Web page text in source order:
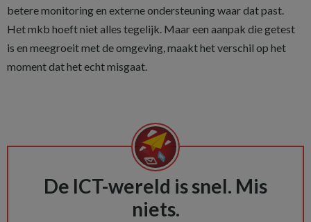
betere monitoring en externe ondersteuning waar dat past.
Het mkb hoeft niet alles tegelijk. Maar een aanpak die getest
is en meegroeit met de omgeving, maakt het verschil op het
moment dat het echt misgaat.
De ICT-wereld is snel. Mis
niets.